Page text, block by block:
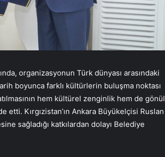
organizasyonun Türk dünyası arasındaki
boyunca farklı kültürlerin buluşma noktası
hem kültürel zenginlik hem de gönül
etti. Kırgızistan’ın Ankara Büyükelçisi Ruslan
sağladığı katkılardan dolayı Belediye